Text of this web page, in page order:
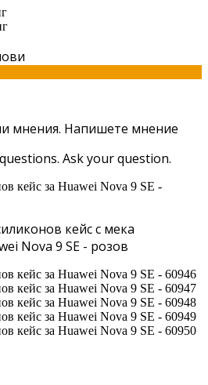
мнения. Напишете мнение
Ask your question.
кейс с мека
Nova 9 SE - розов